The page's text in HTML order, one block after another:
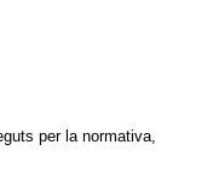
per la normativa,